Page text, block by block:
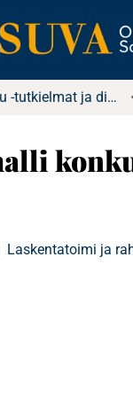
Pro gradu -tutkielmat ja diplomityöt
Laskentatoimi ja